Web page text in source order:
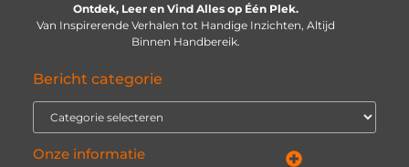
Ontdek, Leer en Vind Alles op Één Plek.
Van Inspirerende Verhalen tot Handige Inzichten, Altijd
Binnen Handbereik.
Bericht categorie
Onze informatie